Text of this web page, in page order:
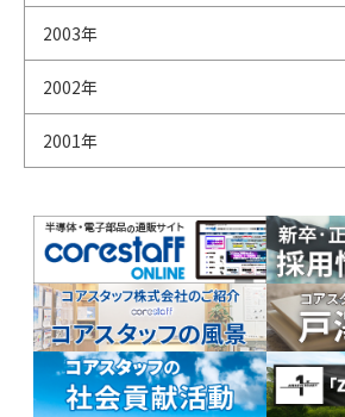
2003年
2002年
2001年